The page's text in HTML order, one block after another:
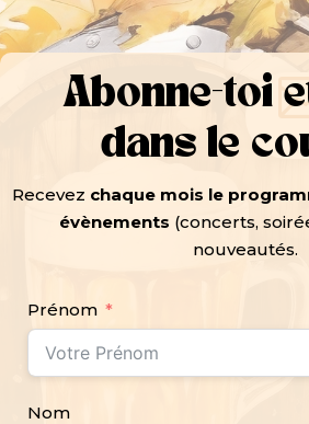
Abonne-toi
dans le
Recevez chaque mois le
évènements (concerts,
nouveautés.
Prénom
Nom